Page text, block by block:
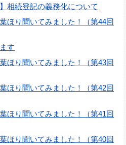
相続登記の義務化について
ほり聞いてみました！（第44回
す
ほり聞いてみました！（第43回
ほり聞いてみました！（第42回
ほり聞いてみました！（第41回
ほり聞いてみました！（第40回